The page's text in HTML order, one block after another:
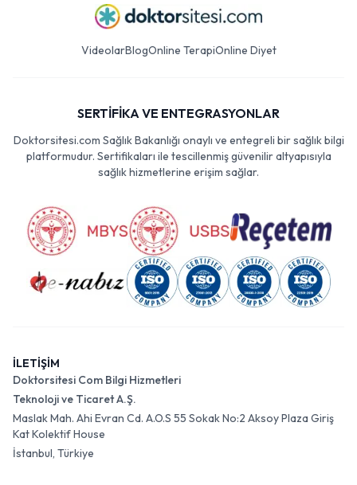
VideolarBlogOnline TerapiOnline Diyet
SERTİFİKA VE ENTEGRASYONLAR
Doktorsitesi.com Sağlık Bakanlığı onaylı ve entegreli bir sağlık bilgi
platformudur. Sertifikaları ile tescillenmiş güvenilir altyapısıyla
sağlık hizmetlerine erişim sağlar.
İLETİŞİM
Doktorsitesi Com Bilgi Hizmetleri
Teknoloji ve Ticaret A.Ş.
Maslak Mah. Ahi Evran Cd. A.O.S 55 Sokak No:2 Aksoy Plaza Giriş
Kat Kolektif House
İstanbul, Türkiye